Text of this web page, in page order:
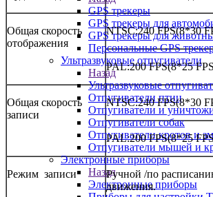
GPS трекеры
GPS трекеры для
GPS трекеры для
Персональные GPS
Ультразвуковые отпугиватели
Назад
Ультразвуковые
Отпугиватели птиц
Отпугиватели и
Отпугиватели собак
Отпугиватели кротов и
Отпугиватели мышей и
Электронные приборы
Назад
Электронные приборы
Общая скорость
отображения
NTSC:240 FPS(8*30
PAL:200 FPS(8*25
Общая скорость
записи
NTSC:240 FPS(8*30
PAL:200 FPS(8*25
Режим записи
Ручной /по
движения.